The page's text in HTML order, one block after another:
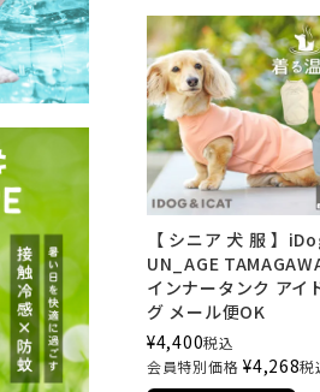
【 シニア 犬 服 】
UN_AGE
インナータンク アイ
グ メール便OK
¥4,400税込
会員特別価格 ¥4,268税